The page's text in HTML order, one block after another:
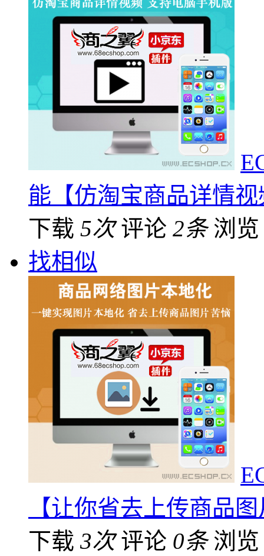
能【仿淘宝商品详情视
下载 5次 评论 2条 浏
找相似
【让你省去上传商品
下载 3次 评论 0条 浏